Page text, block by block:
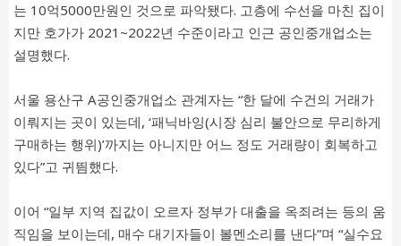
는 10억5000만원인 것으로 파악됐다. 고층에 수선을 마친 집이
지만 호가가 2021~2022년 수준이라고 인근 공인중개업소는
설명했다.
서울 용산구 A공인중개업소 관계자는 “한 달에 수건의 거래가
이뤄지는 곳이 있는데, ‘패닉바잉(시장 심리 불안으로 무리하게
구매하는 행위)’까지는 아니지만 어느 정도 거래량이 회복하고
있다”고 귀띔했다.
이어 “일부 지역 집값이 오르자 정부가 대출을 옥죄려는 등의 움
직임을 보이는데, 매수 대기자들이 볼멘소리를 낸다”며 “실수요